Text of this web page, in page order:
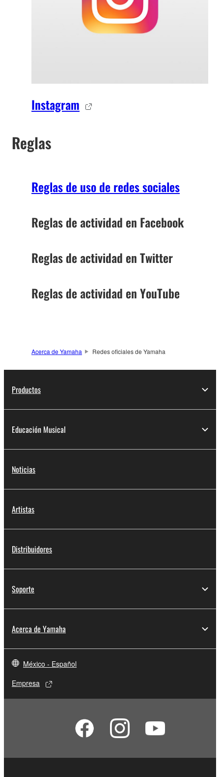
Instagram
Reglas
Reglas de uso de redes sociales
Reglas de actividad en Facebook
Reglas de actividad en Twitter
Reglas de actividad en YouTube
Acerca de Yamaha Redes oficiales de Yamaha
Productos
Educación Musical
Noticias
Artistas
Distribuidores
Soporte
Acerca de Yamaha
México - Español
Empresa